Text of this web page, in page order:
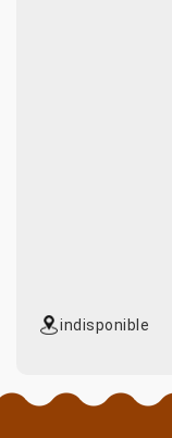
indisponible